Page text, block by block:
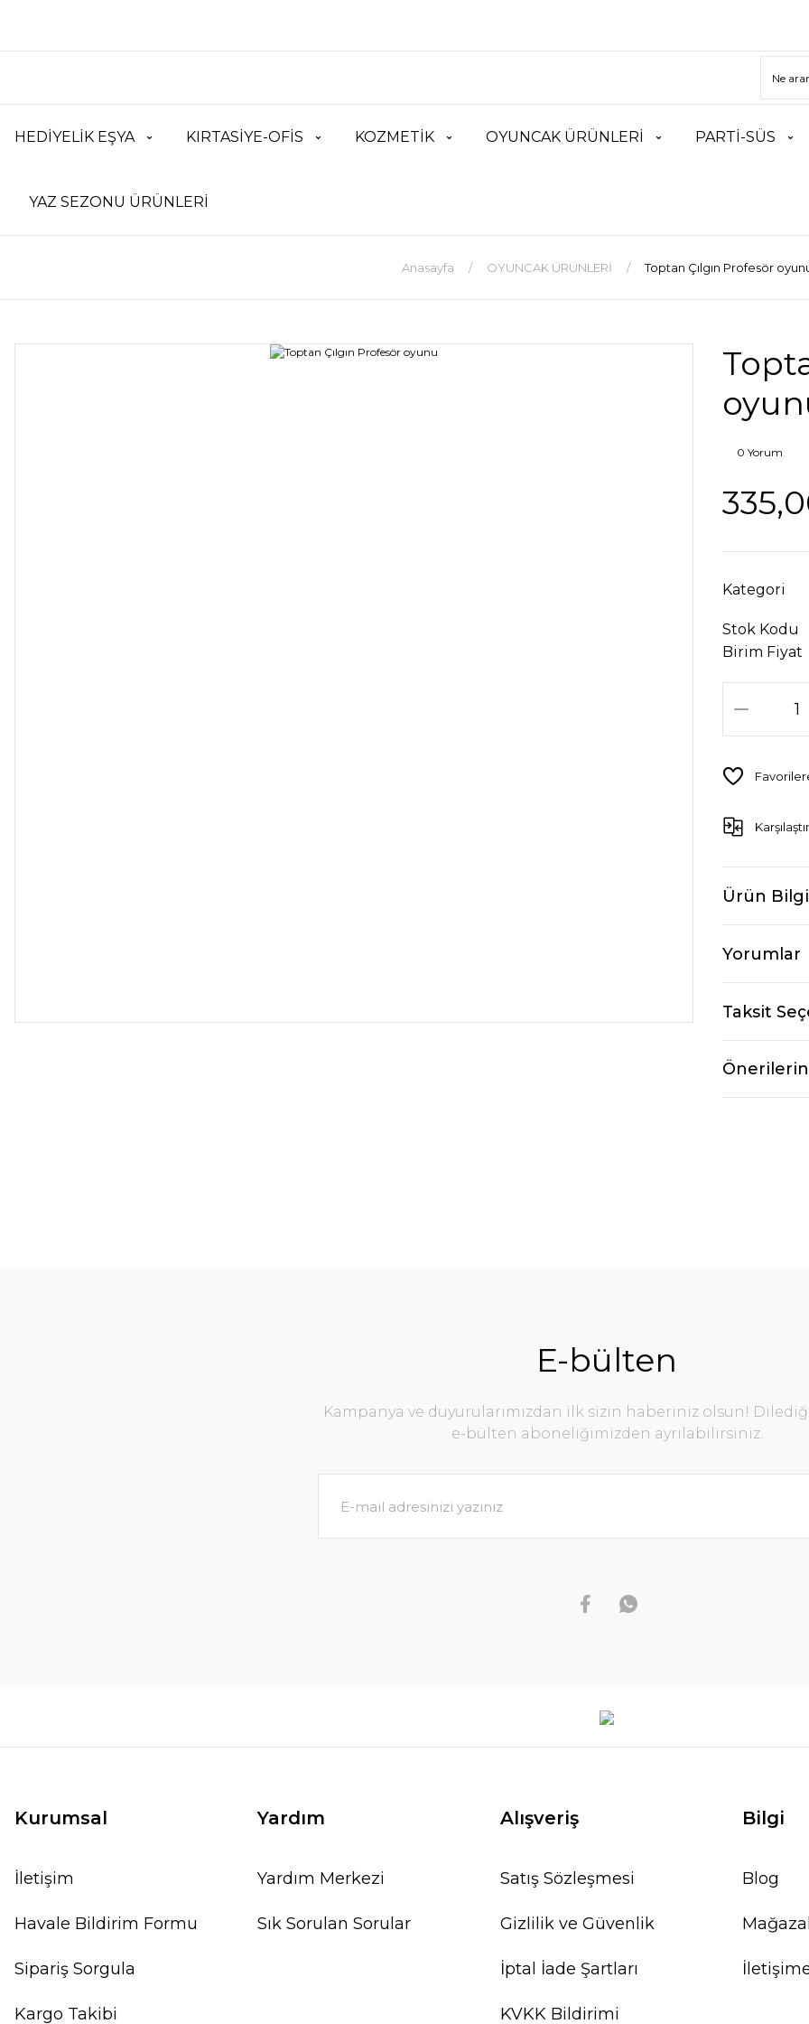
HEDİYELİK EŞYA KIRTASİYE-OFİS KOZMETİK OYUNCAK ÜRÜNLERİ PARTİ-SÜS
YAZ SEZONU ÜRÜNLERİ
Anasayfa OYUNCAK ÜRÜNLERİ Toptan Çılgın Profesör
0 Yorum
Kategori
Stok Kodu
Birim Fiyat
Karşılaştır
Ürün
Yorumlar
Taksit
E-bülten
Kampanya ve duyurularımızdan ilk sizin haberiniz olsun!
e-bülten aboneliğimizden ayrılabilirsiniz.
Kurumsal
İletişim
Havale Bildirim Formu
Sipariş Sorgula
Kargo Takibi
Yardım
Yardım Merkezi
Sık Sorulan Sorular
Alışveriş
Satış Sözleşmesi
Gizlilik ve Güvenlik
İptal İade Şartları
KVKK Bildirimi
Bilgi
Blog